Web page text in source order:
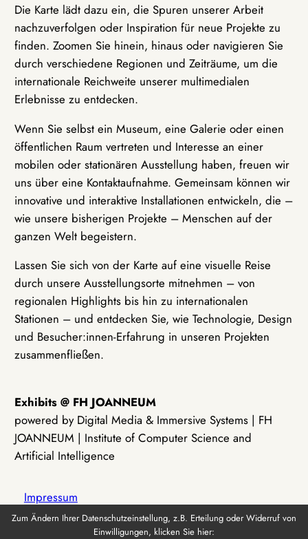
Die Karte lädt dazu ein, die Spuren unserer Arbeit
nachzuverfolgen oder Inspiration für neue Projekte zu
finden. Zoomen Sie hinein, hinaus oder navigieren Sie
durch verschiedene Regionen und Zeiträume, um die
internationale Reichweite unserer multimedialen
Erlebnisse zu entdecken.
Wenn Sie selbst ein Museum, eine Galerie oder einen
öffentlichen Raum vertreten und Interesse an einer
mobilen oder stationären Ausstellung haben, freuen wir
uns über eine Kontaktaufnahme. Gemeinsam können wir
innovative und interaktive Installationen entwickeln, die –
wie unsere bisherigen Projekte – Menschen auf der
ganzen Welt begeistern.
Lassen Sie sich von der Karte auf eine visuelle Reise
durch unsere Ausstellungsorte mitnehmen – von
regionalen Highlights bis hin zu internationalen
Stationen – und entdecken Sie, wie Technologie, Design
und Besucher:innen-Erfahrung in unseren Projekten
zusammenfließen.
Exhibits @ FH JOANNEUM
powered by Digital Media & Immersive Systems | FH
JOANNEUM | Institute of Computer Science and
Artificial Intelligence
Impressum
Zum Ändern Ihrer Datenschutzeinstellung, z.B. Erteilung oder Widerruf von
Einwilligungen, klicken Sie hier: